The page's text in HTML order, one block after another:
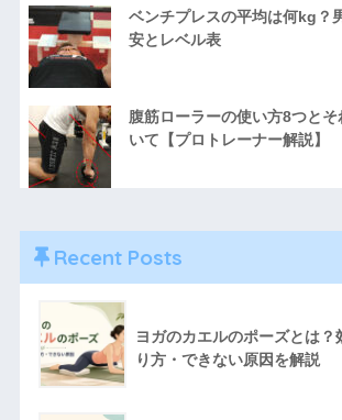
ベンチプレスの平均は何kg？
安とレベル表
腹筋ローラーの使い方8つと
いて【プロトレーナー解説】
Recent Posts
ヨガのカエルのポーズとは？
り方・できない原因を解説